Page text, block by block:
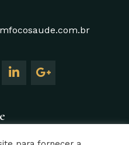
L
i
d
i
G
o
e
-